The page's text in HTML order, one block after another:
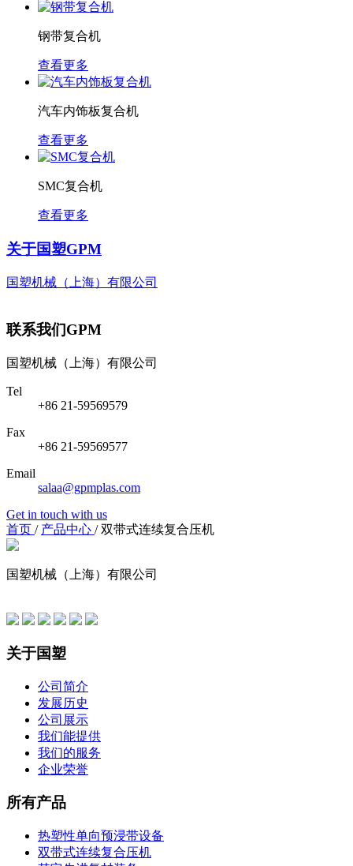
钢带复合机
查看更多
汽车内饰板复合机
查看更多
SMC复合机
查看更多
关于国塑GPM
国塑机械（上海）有限公司
联系我们GPM
国塑机械（上海）有限公司
Tel
+86 21-59569579
Fax
+86 21-59569577
Email
salaa@gpmplas.com
Get in touch with us
首页 / 产品中心 /双带式连续复合压机
国塑机械（上海）有限公司
关于国塑
公司简介
发展历史
公司展示
我们能提供
我们的服务
企业荣誉
所有产品
热塑性单向预浸带设备
双带式连续复合压机